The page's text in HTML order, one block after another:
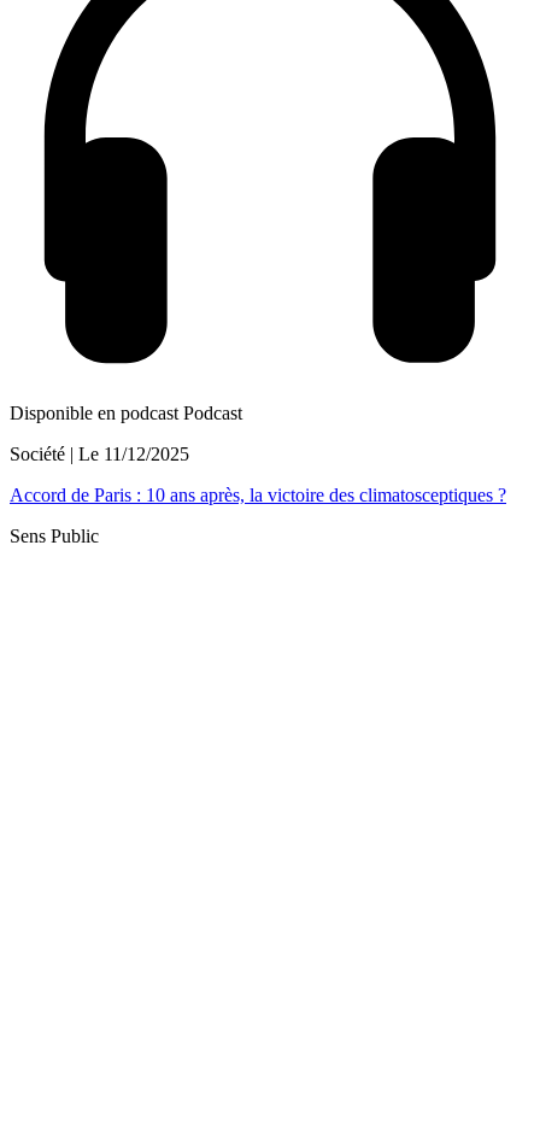
Disponible en podcast Podcast
Société | Le 11/12/2025
Accord de Paris : 10 ans après, la victoire des climatosceptiques ?
Sens Public